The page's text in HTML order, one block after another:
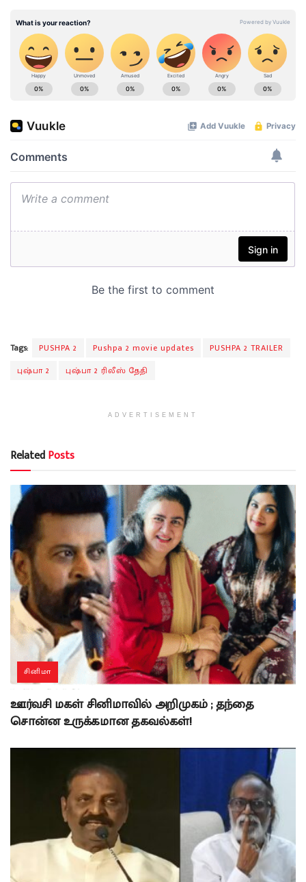
Tags: PUSHPA 2 Pushpa 2 movie updates
PUSHPA 2 TRAILER
புஷ்பா 2
புஷ்பா 2 ரிலீஸ் தேதி
ADVERTISEMENT
RelatedPosts
சினிமா
ஊர்வசி மகள் சினிமாவில் அறிமுகம் ; தந்தை
சொன்ன உருக்கமான தகவல்கள்!